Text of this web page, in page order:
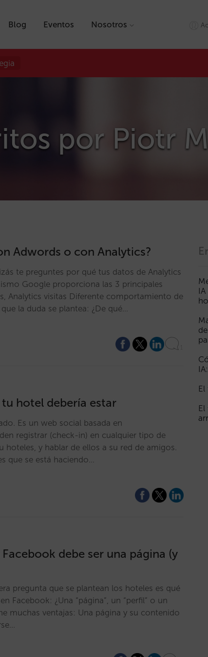
Blog Eventos Nosotros
por Piotr
Adwords o con Analytics?
te preguntes por qué tus datos de Analytics
Google proporciona las 3 principales
Analytics visitas Diferente comportamiento de
la duda se plantea: ¿De qué…
hotel debería estar
Es un web social basada en
registrar (check-in) en cualquier tipo de
y hablar de ellos a su red de amigos.
que se está haciendo…
debe ser una página (y
pregunta que se plantean los hoteles es qué
Facebook: ¿Una “página”, un “perfil” o un
muchas ventajas: Una página y su contenido